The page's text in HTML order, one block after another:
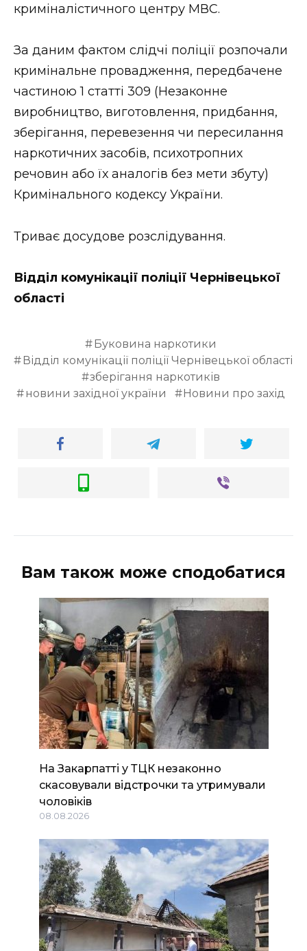
криміналістичного центру МВС.
За даним фактом слідчі поліції розпочали
кримінальне провадження, передбачене
частиною 1 статті 309 (Незаконне
виробництво, виготовлення, придбання,
зберігання, перевезення чи пересилання
наркотичних засобів, психотропних
речовин або їх аналогів без мети збуту)
Кримінального кодексу України.
Триває досудове розслідування.
Відділ комунікації поліції Чернівецької
області
Буковина наркотики
Відділ комунікації поліції Чернівецької області
зберігання наркотиків
новини західної україни
Новини про захід
Вам також може сподобатися
На Закарпатті у ТЦК незаконно
скасовували відстрочки та утримували
чоловіків
08.08.2026